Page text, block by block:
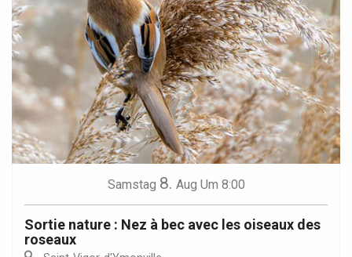
Samstag 8. Aug Um 8:00
Sortie nature : Nez à bec avec les oiseaux des
roseaux